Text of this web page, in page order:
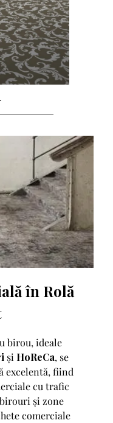
în Rolă
birou, ideale
și HoReCa, se
excelentă, fiind
cu trafic
și zone
comerciale